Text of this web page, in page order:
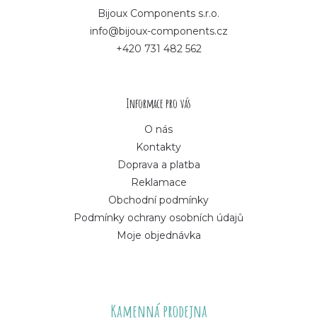
Bijoux Components s.r.o.
info@bijoux-components.cz
+420 731 482 562
Informace pro vás
O nás
Kontakty
Doprava a platba
Reklamace
Obchodní podmínky
Podmínky ochrany osobních údajů
Moje objednávka
Kamenná prodejna